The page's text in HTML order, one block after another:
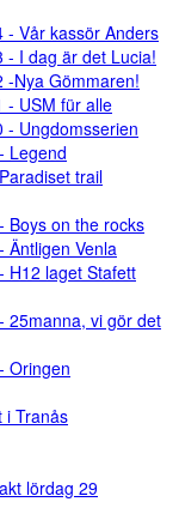
- Vår kassör Anders
- I dag är det Lucia!
-Nya Gömmaren!
- USM für alle
- Ungdomsserien
Legend
trail
Boys on the rocks
Äntligen Venla
H12 laget Stafett
25manna, vi gör det
Oringen
i Tranås
lördag 29